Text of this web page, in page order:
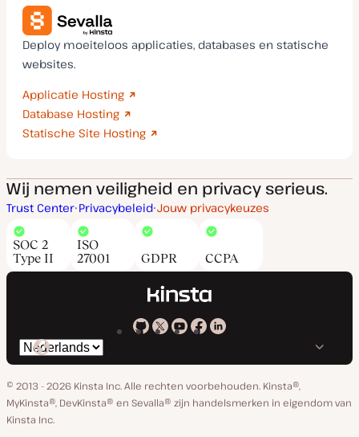
Deploy moeiteloos applicaties, databases en statische
websites.
Applicatie Hosting
Database Hosting
Statische Site Hosting
Wij nemen veiligheid en privacy serieus.
Trust Center Privacybeleid Jouw privacykeuzes
SOC 2
Type II
ISO
27001
GDPR CCPA
Kinsta
GitHub
Kinsta
X
Kinsta
YouTube
Kinsta
Facebook
Kinsta
Linkedin
Selecteer
taal
© 2013 - 2026 Kinsta Inc. Alle rechten voorbehouden. Kinsta®,
MyKinsta®, DevKinsta® en Sevalla® zijn handelsmerken in eigendom van
Kinsta Inc.